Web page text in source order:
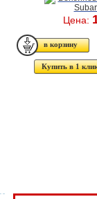
Цена:
Купить в 1